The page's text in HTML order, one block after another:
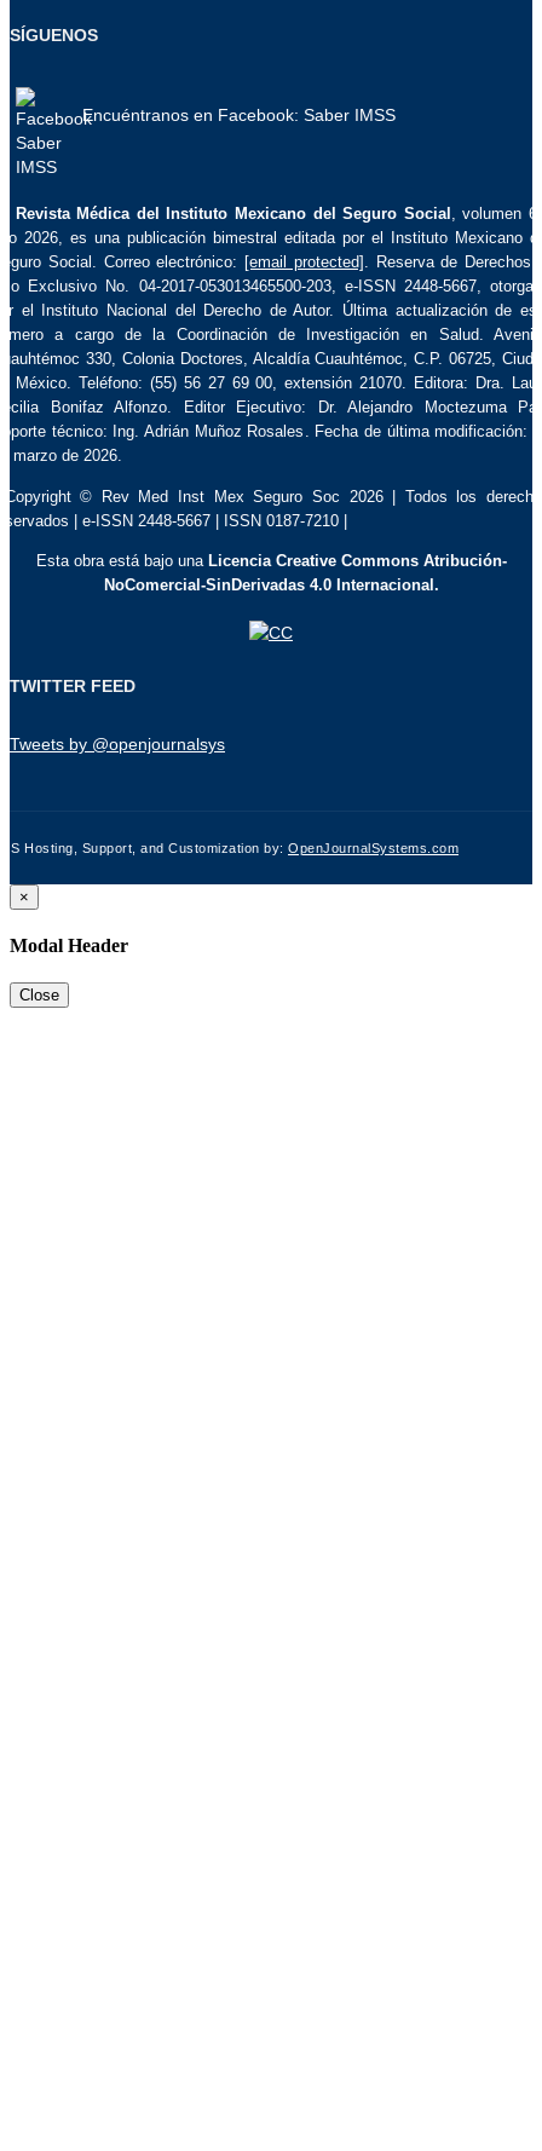
SÍGUENOS
Encuéntranos en Facebook: Saber IMSS
Revista Médica del Instituto Mexicano del Seguro Social , volumen
2026, es una publicación bimestral editada por el Instituto Mexicano
Social. Correo electrónico: [email protected] . Reserva de Derechos
Exclusivo No. 04-2017-053013465500-203, e-ISSN 2448-5667,
el Instituto Nacional del Derecho de Autor. Última actualización de
a cargo de la Coordinación de Investigación en Salud.
330, Colonia Doctores, Alcaldía Cuauhtémoc, C.P. 06725,
México. Teléfono: (55) 56 27 69 00, extensión 21070. Editora: Dra.
Bonifaz Alfonzo. Editor Ejecutivo: Dr. Alejandro Moctezuma
técnico: Ing. Adrián Muñoz Rosales. Fecha de última modificación:
marzo de 2026.
© Rev Med Inst Mex Seguro Soc 2026 | Todos los
| e-ISSN 2448-5667 | ISSN 0187-7210 |
Esta obra está bajo una Licencia Creative Commons Atribución-
NoComercial-SinDerivadas 4.0 Internacional.
TWITTER FEED
Tweets by @openjournalsys
Hosting, Support, and Customization by: OpenJournalSystems.com
×
Modal Header
Close